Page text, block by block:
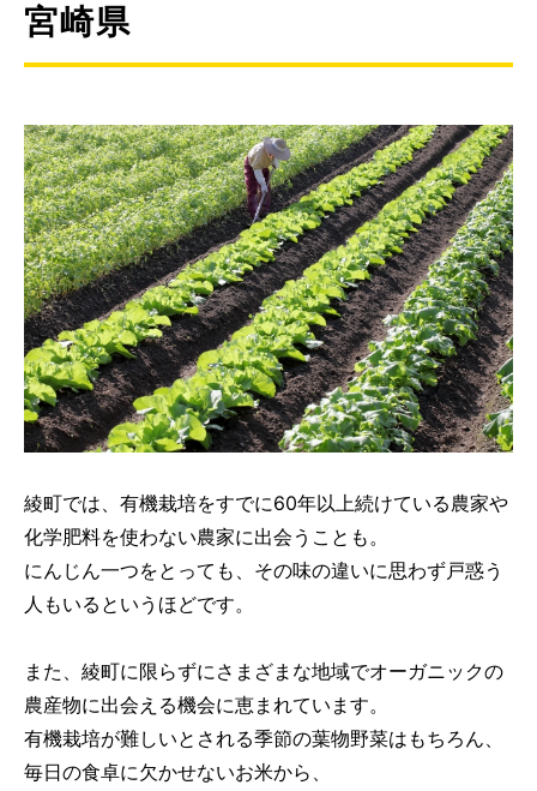
宮崎県
綾町では、有機栽培をすでに60年以上続けている農家や
化学肥料を使わない農家に出会うことも。
にんじん一つをとっても、その味の違いに思わず戸惑う
人もいるというほどです。
また、綾町に限らずにさまざまな地域でオーガニックの
農産物に出会える機会に恵まれています。
有機栽培が難しいとされる季節の葉物野菜はもちろん、
毎日の食卓に欠かせないお米から、